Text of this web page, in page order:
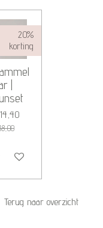
20%
korting
|
winkelwagen
Terug naar overzicht